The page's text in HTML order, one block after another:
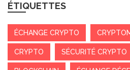
ÉTIQUETTES
ÉCHANGE CRYPTO
CRYPTO SÉCURITÉ CRYPTO